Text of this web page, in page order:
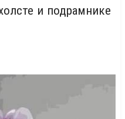
и подрамнике